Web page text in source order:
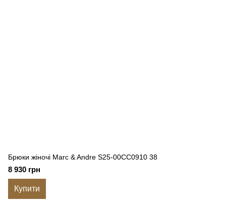
Брюки жіночі Marc & Andre S25-00CC0910 38
8 930 грн
Купити